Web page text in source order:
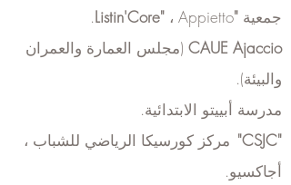
جمعية "Listin'Core"، Appietto.
CAUE Ajaccio (مجلس العمارة والعمران
والبيئة).
مدرسة أبييتو الابتدائية.
"CSJC"
مركز كورسيكا الرياضي للشباب ،
أجاكسيو.